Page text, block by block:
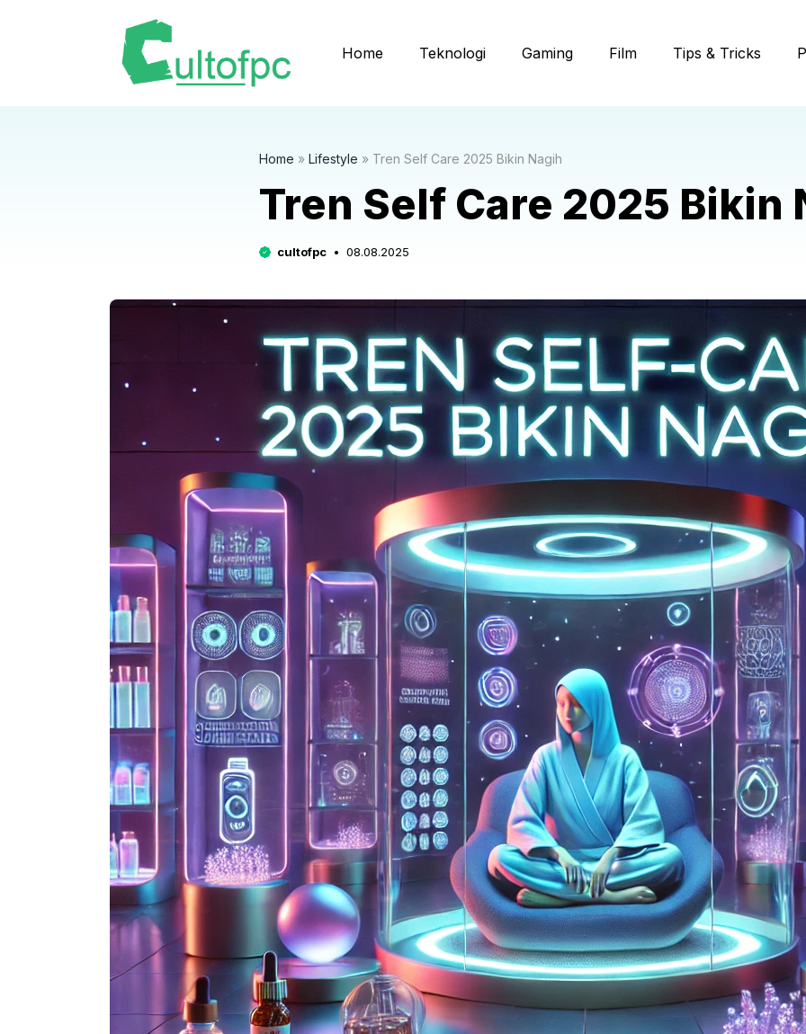
Home Teknologi Gaming Film Tips & Tricks
Home » Lifestyle » Tren Self Care 2025 Bikin Nagih
Tren Self Care 2025 Bikin
cultofpc 08.08.2025